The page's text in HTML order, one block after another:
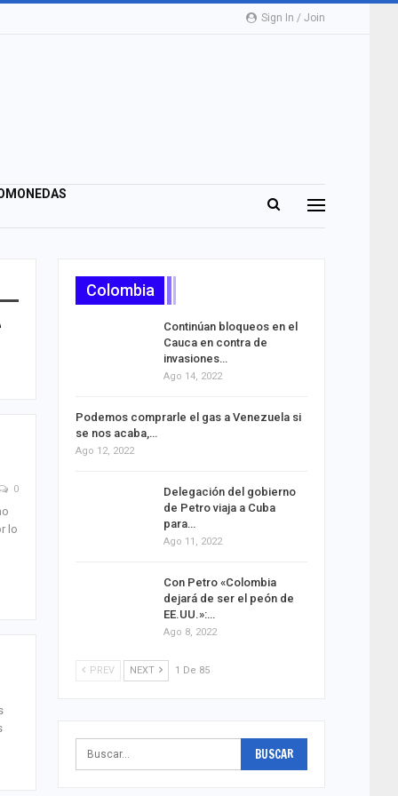
Sign In / Join
0
lo
Colombia
Continúan bloqueos en el
Cauca en contra de
invasiones…
Ago 14, 2022
Podemos comprarle el gas a Venezuela si
se nos acaba,…
Ago 12, 2022
Delegación del gobierno
de Petro viaja a Cuba
para…
Ago 11, 2022
Con Petro «Colombia
dejará de ser el peón de
EE.UU.»:…
Ago 8, 2022
PREV NEXT 1 De 85